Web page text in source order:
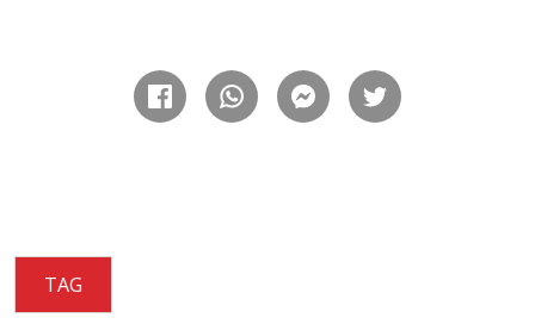
TAG